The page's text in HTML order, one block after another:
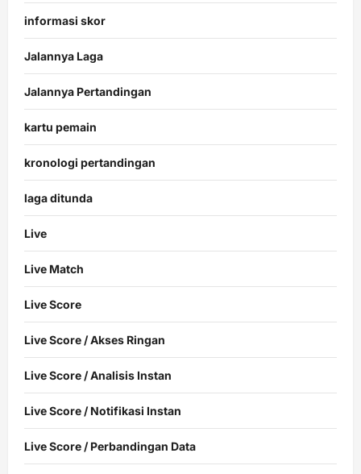
informasi skor
Jalannya Laga
Jalannya Pertandingan
kartu pemain
kronologi pertandingan
laga ditunda
Live
Live Match
Live Score
Live Score / Akses Ringan
Live Score / Analisis Instan
Live Score / Notifikasi Instan
Live Score / Perbandingan Data